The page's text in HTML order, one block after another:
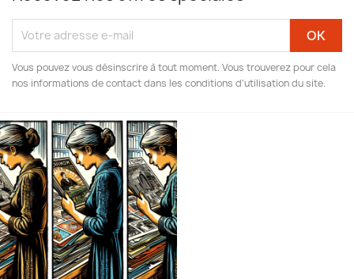
Vous pouvez vous désinscrire à tout moment. Vous trouverez pour cela
nos informations de contact dans les conditions d'utilisation du site.